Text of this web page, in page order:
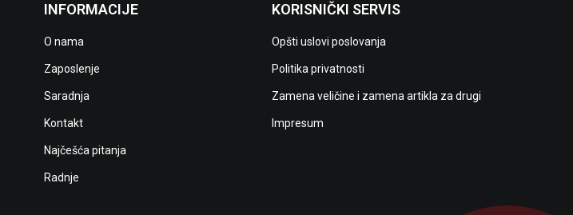
INFORMACIJE
O nama
Zaposlenje
Saradnja
Kontakt
Najčešća pitanja
Radnje
KORISNIČKI SERVIS
Opšti uslovi poslovanja
Politika privatnosti
Zamena veličine i zamena artikla za drugi
Impresum